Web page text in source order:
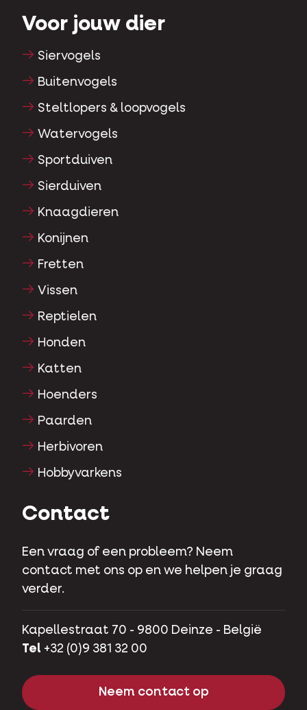
Voor jouw dier
Siervogels
Buitenvogels
Steltlopers & loopvogels
Watervogels
Sportduiven
Sierduiven
Knaagdieren
Konijnen
Fretten
Vissen
Reptielen
Honden
Katten
Hoenders
Paarden
Herbivoren
Hobbyvarkens
Contact
Een vraag of een probleem? Neem
contact met ons op en we helpen je graag
verder.
Kapellestraat 70 - 9800 Deinze - België
Tel +32 (0)9 381 32 00
Neem contact op